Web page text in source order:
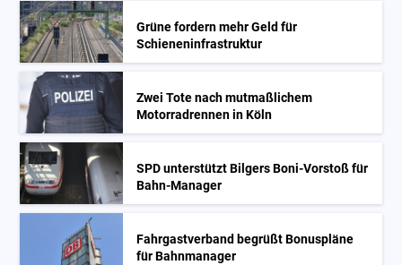
Grüne fordern mehr Geld für
Schieneninfrastruktur
Zwei Tote nach mutmaßlichem
Motorradrennen in Köln
SPD unterstützt Bilgers Boni-Vorstoß für
Bahn-Manager
Fahrgastverband begrüßt Bonuspläne
für Bahnmanager